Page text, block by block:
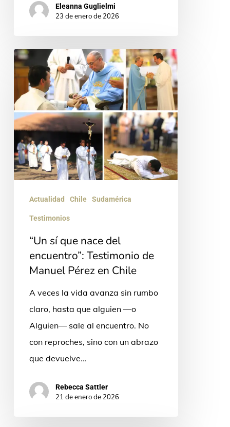
Eleanna Guglielmi
23 de enero de 2026
“Un
sí
nace
del
encuentro”:
Testimonio
de
Pérez
Chile
Actualidad Chile Sudamérica
Testimonios
“Un sí que nace del
encuentro”: Testimonio de
Manuel Pérez en Chile
A veces la vida avanza sin rumbo
claro, hasta que alguien —o
Alguien— sale al encuentro. No
con reproches, sino con un abrazo
que devuelve…
Rebecca Sattler
21 de enero de 2026